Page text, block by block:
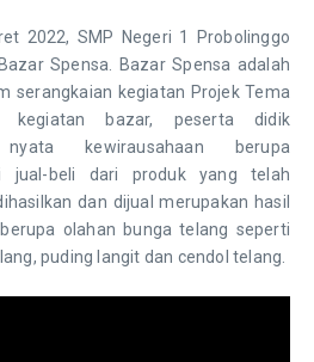
2022, SMP Negeri 1 Probolinggo
Spensa. Bazar Spensa adalah
serangkaian kegiatan Projek Tema
kegiatan bazar, peserta didik
kewirausahaan berupa
jual-beli dari produk yang telah
dan dijual merupakan hasil
olahan bunga telang seperti
puding langit dan cendol telang.